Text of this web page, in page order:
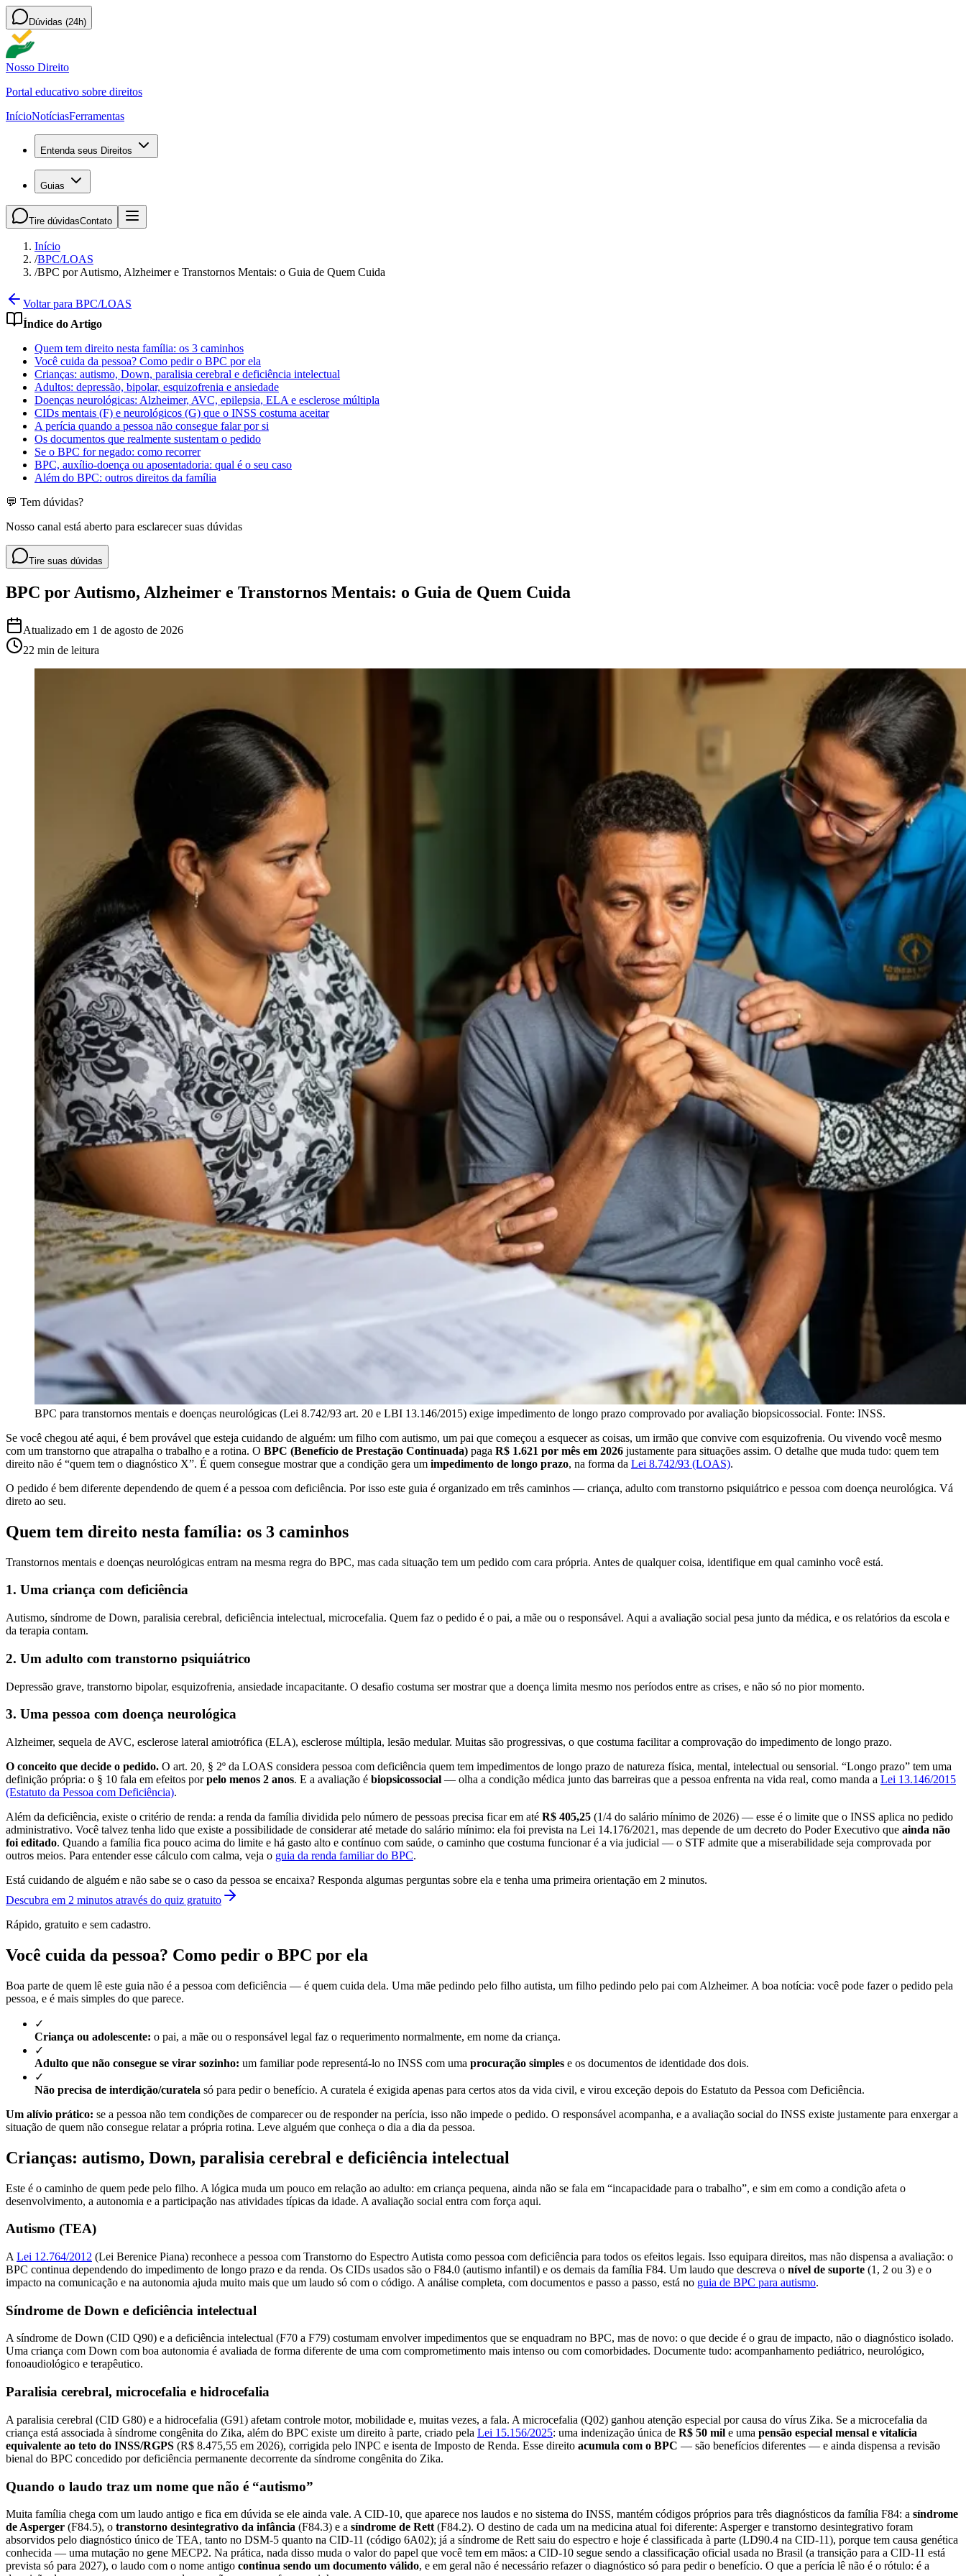
Dúvidas (24h)
Nosso Direito
Portal educativo sobre direitos
InícioNotíciasFerramentas
Entenda seus Direitos
Guias
Tire dúvidasContato
Início
/BPC/LOAS
/BPC por Autismo, Alzheimer e Transtornos Mentais: o Guia de Quem Cuida
Voltar para BPC/LOAS
Índice do Artigo
Quem tem direito nesta família: os 3 caminhos
Você cuida da pessoa? Como pedir o BPC por ela
Crianças: autismo, Down, paralisia cerebral e deficiência intelectual
Adultos: depressão, bipolar, esquizofrenia e ansiedade
Doenças neurológicas: Alzheimer, AVC, epilepsia, ELA e esclerose múltipla
CIDs mentais (F) e neurológicos (G) que o INSS costuma aceitar
A perícia quando a pessoa não consegue falar por si
Os documentos que realmente sustentam o pedido
Se o BPC for negado: como recorrer
BPC, auxílio-doença ou aposentadoria: qual é o seu caso
Além do BPC: outros direitos da família
💬 Tem dúvidas?
Nosso canal está aberto para esclarecer suas dúvidas
Tire suas dúvidas
BPC por Autismo, Alzheimer e Transtornos Mentais: o Guia de Quem Cuida
Atualizado em 1 de agosto de 2026
22 min de leitura
BPC para transtornos mentais e doenças neurológicas (Lei 8.742/93 art. 20 e LBI 13.146/2015) exige impedimento de longo prazo comprovado por avaliação biopsicossocial. Fonte: INSS.
Se você chegou até aqui, é bem provável que esteja cuidando de alguém: um filho com autismo, um pai que começou a esquecer as coisas, um irmão que convive com esquizofrenia. Ou vivendo você mesmo
com um transtorno que atrapalha o trabalho e a rotina. O BPC (Benefício de Prestação Continuada) paga R$ 1.621 por mês em 2026 justamente para situações assim. O detalhe que muda tudo: quem tem
direito não é “quem tem o diagnóstico X”. É quem consegue mostrar que a condição gera um impedimento de longo prazo, na forma da Lei 8.742/93 (LOAS).
O pedido é bem diferente dependendo de quem é a pessoa com deficiência. Por isso este guia é organizado em três caminhos — criança, adulto com transtorno psiquiátrico e pessoa com doença neurológica. Vá
direto ao seu.
Quem tem direito nesta família: os 3 caminhos
Transtornos mentais e doenças neurológicas entram na mesma regra do BPC, mas cada situação tem um pedido com cara própria. Antes de qualquer coisa, identifique em qual caminho você está.
1. Uma criança com deficiência
Autismo, síndrome de Down, paralisia cerebral, deficiência intelectual, microcefalia. Quem faz o pedido é o pai, a mãe ou o responsável. Aqui a avaliação social pesa junto da médica, e os relatórios da escola e
da terapia contam.
2. Um adulto com transtorno psiquiátrico
Depressão grave, transtorno bipolar, esquizofrenia, ansiedade incapacitante. O desafio costuma ser mostrar que a doença limita mesmo nos períodos entre as crises, e não só no pior momento.
3. Uma pessoa com doença neurológica
Alzheimer, sequela de AVC, esclerose lateral amiotrófica (ELA), esclerose múltipla, lesão medular. Muitas são progressivas, o que costuma facilitar a comprovação do impedimento de longo prazo.
O conceito que decide o pedido. O art. 20, § 2º da LOAS considera pessoa com deficiência quem tem impedimentos de longo prazo de natureza física, mental, intelectual ou sensorial. “Longo prazo” tem uma
definição própria: o § 10 fala em efeitos porpelo menos 2 anos. E a avaliação é biopsicossocial — olha a condição médica junto das barreiras que a pessoa enfrenta na vida real, como manda a Lei 13.146/2015
(Estatuto da Pessoa com Deficiência).
Além da deficiência, existe o critério de renda: a renda da família dividida pelo número de pessoas precisa ficar em até R$ 405,25 (1/4 do salário mínimo de 2026) — esse é o limite que o INSS aplica no pedido
administrativo. Você talvez tenha lido que existe a possibilidade de considerar até metade do salário mínimo: ela foi prevista na Lei 14.176/2021, mas depende de um decreto do Poder Executivo que ainda não
foi editado. Quando a família fica pouco acima do limite e há gasto alto e contínuo com saúde, o caminho que costuma funcionar é a via judicial — o STF admite que a miserabilidade seja comprovada por
outros meios. Para entender esse cálculo com calma, veja o guia da renda familiar do BPC.
Está cuidando de alguém e não sabe se o caso da pessoa se encaixa? Responda algumas perguntas sobre ela e tenha uma primeira orientação em 2 minutos.
Descubra em 2 minutos através do quiz gratuito
Rápido, gratuito e sem cadastro.
Você cuida da pessoa? Como pedir o BPC por ela
Boa parte de quem lê este guia não é a pessoa com deficiência — é quem cuida dela. Uma mãe pedindo pelo filho autista, um filho pedindo pelo pai com Alzheimer. A boa notícia: você pode fazer o pedido pela
pessoa, e é mais simples do que parece.
✓
Criança ou adolescente: o pai, a mãe ou o responsável legal faz o requerimento normalmente, em nome da criança.
✓
Adulto que não consegue se virar sozinho: um familiar pode representá-lo no INSS com uma procuração simples e os documentos de identidade dos dois.
✓
Não precisa de interdição/curatela só para pedir o benefício. A curatela é exigida apenas para certos atos da vida civil, e virou exceção depois do Estatuto da Pessoa com Deficiência.
Um alívio prático: se a pessoa não tem condições de comparecer ou de responder na perícia, isso não impede o pedido. O responsável acompanha, e a avaliação social do INSS existe justamente para enxergar a
situação de quem não consegue relatar a própria rotina. Leve alguém que conheça o dia a dia da pessoa.
Crianças: autismo, Down, paralisia cerebral e deficiência intelectual
Este é o caminho de quem pede pelo filho. A lógica muda um pouco em relação ao adulto: em criança pequena, ainda não se fala em “incapacidade para o trabalho”, e sim em como a condição afeta o
desenvolvimento, a autonomia e a participação nas atividades típicas da idade. A avaliação social entra com força aqui.
Autismo (TEA)
A Lei 12.764/2012 (Lei Berenice Piana) reconhece a pessoa com Transtorno do Espectro Autista como pessoa com deficiência para todos os efeitos legais. Isso equipara direitos, mas não dispensa a avaliação: o
BPC continua dependendo do impedimento de longo prazo e da renda. Os CIDs usados são o F84.0 (autismo infantil) e os demais da família F84. Um laudo que descreva o nível de suporte (1, 2 ou 3) e o
impacto na comunicação e na autonomia ajuda muito mais que um laudo só com o código. A análise completa, com documentos e passo a passo, está no guia de BPC para autismo.
Síndrome de Down e deficiência intelectual
A síndrome de Down (CID Q90) e a deficiência intelectual (F70 a F79) costumam envolver impedimentos que se enquadram no BPC, mas de novo: o que decide é o grau de impacto, não o diagnóstico isolado.
Uma criança com Down com boa autonomia é avaliada de forma diferente de uma com comprometimento mais intenso ou com comorbidades. Documente tudo: acompanhamento pediátrico, neurológico,
fonoaudiológico e terapêutico.
Paralisia cerebral, microcefalia e hidrocefalia
A paralisia cerebral (CID G80) e a hidrocefalia (G91) afetam controle motor, mobilidade e, muitas vezes, a fala. A microcefalia (Q02) ganhou atenção especial por causa do vírus Zika. Se a microcefalia da
criança está associada à síndrome congênita do Zika, além do BPC existe um direito à parte, criado pela Lei 15.156/2025: uma indenização única de R$ 50 mil e uma pensão especial mensal e vitalícia
equivalente ao teto do INSS/RGPS (R$ 8.475,55 em 2026), corrigida pelo INPC e isenta de Imposto de Renda. Esse direito acumula com o BPC — são benefícios diferentes — e ainda dispensa a revisão
bienal do BPC concedido por deficiência permanente decorrente da síndrome congênita do Zika.
Quando o laudo traz um nome que não é “autismo”
Muita família chega com um laudo antigo e fica em dúvida se ele ainda vale. A CID-10, que aparece nos laudos e no sistema do INSS, mantém códigos próprios para três diagnósticos da família F84: a síndrome
de Asperger (F84.5), o transtorno desintegrativo da infância (F84.3) e a síndrome de Rett (F84.2). O destino de cada um na medicina atual foi diferente: Asperger e transtorno desintegrativo foram
absorvidos pelo diagnóstico único de TEA, tanto no DSM-5 quanto na CID-11 (código 6A02); já a síndrome de Rett saiu do espectro e hoje é classificada à parte (LD90.4 na CID-11), porque tem causa genética
conhecida — uma mutação no gene MECP2. Na prática, nada disso muda o valor do papel que você tem em mãos: a CID-10 segue sendo a classificação oficial usada no Brasil (a transição para a CID-11 está
prevista só para 2027), o laudo com o nome antigo continua sendo um documento válido, e em geral não é necessário refazer o diagnóstico só para pedir o benefício. O que a perícia lê não é o rótulo: é a